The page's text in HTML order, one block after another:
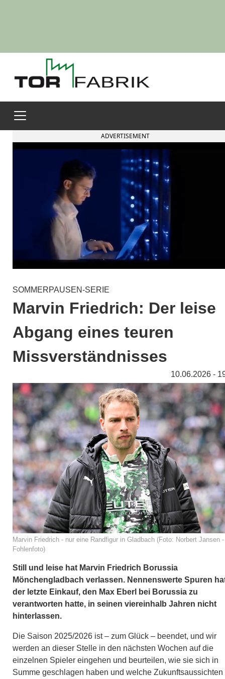
ADVERTISEMENT
SOMMERPAUSEN-SERIE
Marvin Friedrich: Der leise
Abgang eines teuren
Missverständnisses
10.06.2026 -
Marvin Friedrich - nur eine Randfigur in Gladbach (Foto: Norbert Jansen -
Fohlenfoto)
Still und leise hat Marvin Friedrich Borussia
Mönchengladbach verlassen. Nennenswerte Spuren
der letzte Einkauf, den Max Eberl bei Borussia zu
verantworten hatte, in seinen viereinhalb Jahren nicht
hinterlassen.
Die Saison 2025/2026 ist – zum Glück – beendet, und wir
werden an dieser Stelle in den nächsten Wochen auf die
einzelnen Spieler eingehen und beurteilen, wie sie sich in
Summe geschlagen haben und welche Zukunftsaussichten